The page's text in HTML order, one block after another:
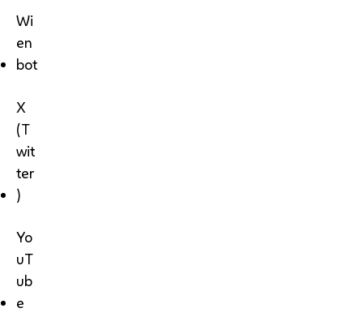
Wi
en
bot
X
(T
wit
ter
)
Yo
uT
ub
e